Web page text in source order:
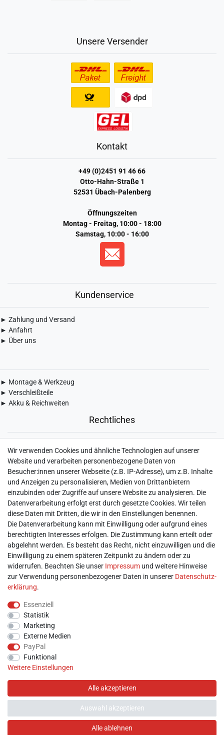
Unsere Versender
Kontakt
+49 (0)2451 91 46 66
Otto-Hahn-Straße 1
52531 Übach-Palenberg
Öffnungszeiten
Montag - Freitag, 10:00 - 18:00
Samstag, 10:00 - 16:00
Kundenservice
► Zahlung und Versand
► Anfahrt
► Über uns
► Montage & Werkzeug
► Verschleißteile
► Akku & Reichweiten
Rechtliches
► Impressum
► Daten­schutz­erklärung
► AGB & Kundeninformation
► Barrierefreiheitserklärung
► Batterieentsorgung
► Kontakt
Mein Konto
► Registrieren
► Login
► Warenkorb
► Zur Kasse
Wir verwenden Cookies und ähnliche Technologien auf unserer
Website und verarbeiten personenbezogene Daten von
Besucher:innen unserer Webseite (z.B. IP-Adresse), um z.B. Inhalte
und Anzeigen zu personalisieren, Medien von Drittanbietern
einzubinden oder Zugriffe auf unsere Website zu analysieren. Die
Datenverarbeitung erfolgt erst durch gesetzte Cookies. Wir teilen
diese Daten mit Dritten, die wir in den Einstellungen benennen.
Die Datenverarbeitung kann mit Einwilligung oder aufgrund eines
berechtigten Interesses erfolgen. Die Zustimmung kann erteilt oder
abgelehnt werden. Es besteht das Recht, nicht einzuwilligen und die
Einwilligung zu einem späteren Zeitpunkt zu ändern oder zu
widerrufen. Beachten Sie unser Impressum und weitere Hinweise
zur Verwendung personenbezogener Daten in unserer Daten­schutz­
erklärung.
Essenziell
Statistik
Marketing
Externe Medien
PayPal
Funktional
Weitere Einstellungen
Alle akzeptieren
Alle ablehnen
Auswahl akzeptieren